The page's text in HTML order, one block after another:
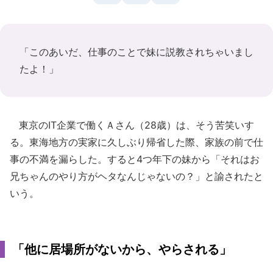
「このあいだ、仕事のことで妹に説教されちゃいまし
たよ！」
東京のIT企業で働くＡさん（28歳）は、そう苦笑いす
る。東海地方の実家に久しぶり帰省した際、家族の前で仕
事の不満を漏らした。すると4つ年下の妹から「それはお
兄ちゃんのやり方がヘタなんじゃないの？」と諭されたと
いう。
「他に居場所がないから、やらされる」